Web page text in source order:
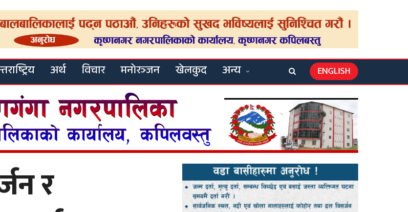
अर्थ विचार मनोरञ्जन खेलकुद अन्य ENGLISH
र